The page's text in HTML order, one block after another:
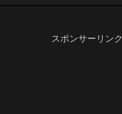
スポンサーリンク